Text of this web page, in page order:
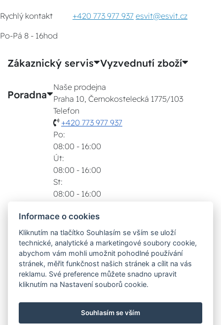
Rychlý kontakt +420 773 977 937 esvit@esvit.cz
Po-Pá 8 - 16hod
Zákaznický servis Vyzvednutí zboží
Poradna
Naše prodejna
Praha 10, Černokostelecká 1775/103
Telefon
+420 773 977 937
Po:
08:00 - 16:00
Út:
08:00 - 16:00
St:
08:00 - 16:00
08:00 - 16:00
Pá:
08:00 - 16:00
Zobrazit na mapě
Možnosti dopravy
Informace o cookies
Kliknutím na tlačítko Souhlasím se vším se uloží
technické, analytické a marketingové soubory cookie,
abychom vám mohli umožnit pohodlné používání
stránek, měřit funkčnost našich stránek a cílit na vás
reklamu. Své preference můžete snadno upravit
kliknutím na Nastavení souborů cookie.
Souhlasím se vším